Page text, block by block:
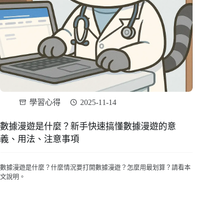
學習心得 2025-11-14
數據漫遊是什麼？新手快速搞懂數據漫遊的意
義、用法、注意事項
數據漫遊是什麼？什麼情況要打開數據漫遊？怎麼用最划算？請看本
文說明。